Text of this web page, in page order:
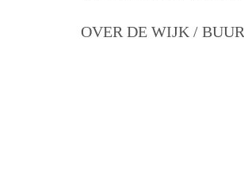
OVER DE WIJK /